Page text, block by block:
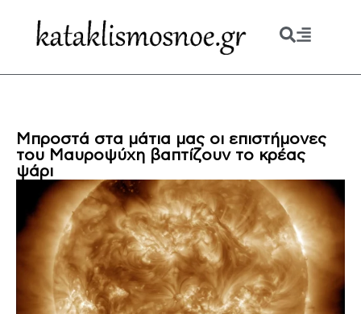
Μπροστά στα μάτια μας οι επιστήμονες
του Μαυροψύχη βαπτίζουν το κρέας
ψάρι